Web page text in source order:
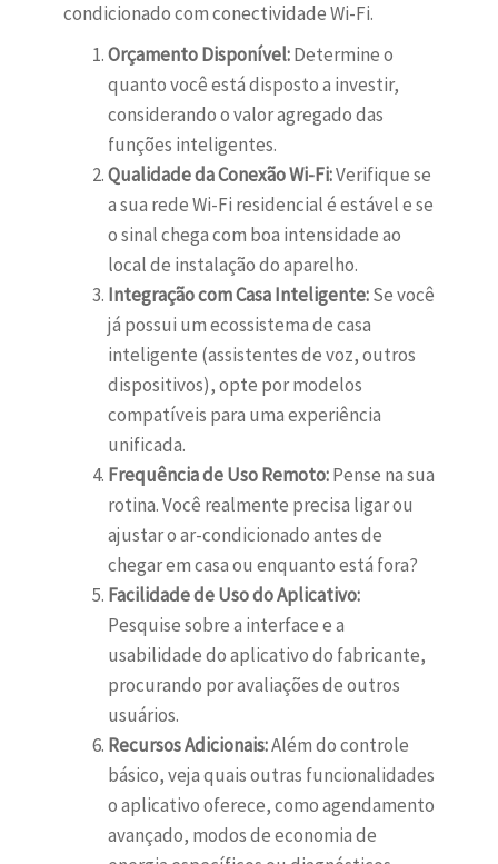
condicionado com conectividade Wi-Fi.
Orçamento Disponível:Determine o
quanto você está disposto a investir,
considerando o valor agregado das
funções inteligentes.
Qualidade da Conexão Wi-Fi:Verifique se
a sua rede Wi-Fi residencial é estável e se
o sinal chega com boa intensidade ao
local de instalação do aparelho.
Integração com Casa Inteligente:Se você
já possui um ecossistema de casa
inteligente (assistentes de voz, outros
dispositivos), opte por modelos
compatíveis para uma experiência
unificada.
Frequência de Uso Remoto:Pense na sua
rotina. Você realmente precisa ligar ou
ajustar o ar-condicionado antes de
chegar em casa ou enquanto está fora?
Facilidade de Uso do Aplicativo:
Pesquise sobre a interface e a
usabilidade do aplicativo do fabricante,
procurando por avaliações de outros
usuários.
Recursos Adicionais:Além do controle
básico, veja quais outras funcionalidades
o aplicativo oferece, como agendamento
avançado, modos de economia de